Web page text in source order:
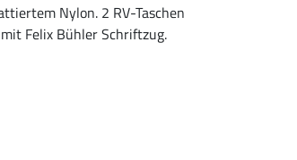
Nylon. 2 RV-Taschen
Felix Bühler Schriftzug.